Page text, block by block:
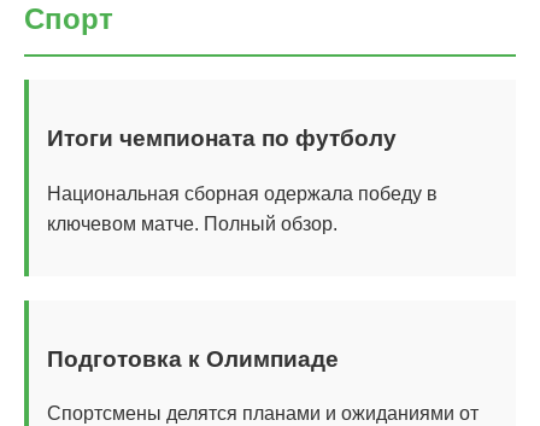
Спорт
Итоги чемпионата по футболу
Национальная сборная одержала победу в
ключевом матче. Полный обзор.
Подготовка к Олимпиаде
Спортсмены делятся планами и ожиданиями от